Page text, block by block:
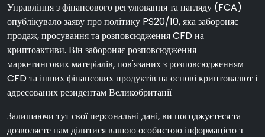
Управління з фінансового регулювання та нагляду (FCA)
опублікувало заяву про політику PS20/10, яка забороняє
продаж, просування та розповсюдження CFD на
криптоактиви. Він забороняє розповсюдження
маркетингових матеріалів, пов'язаних з розповсюдженням
CFD та інших фінансових продуктів на основі криптовалют і
адресованих резидентам Великобританії
Залишаючи тут свої персональні дані, ви погоджуєтеся та
дозволяєте нам ділитися вашою особистою інформацією з